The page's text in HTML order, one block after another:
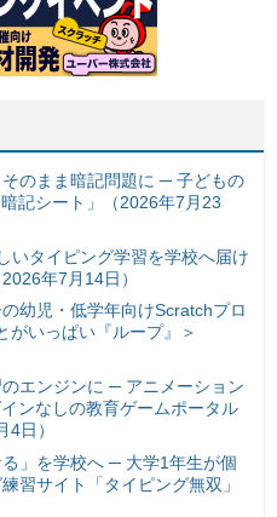
のまま暗記問題に ─ 子どもの
記シート」（2026年7月23
いタイピング学習を学校へ届け
年7月14日）
幼児・低学年向けScratchプロ
いっぱい『ループ』＞
のエンジンに ─ アニメーション
ンなしの教育ゲームポータル
4日）
る」を学校へ ─ 大学1年生が個
習サイト「タイピング無双」